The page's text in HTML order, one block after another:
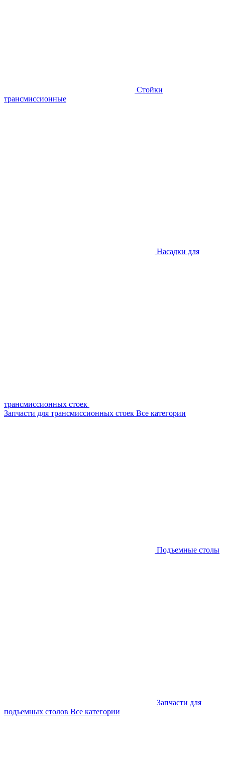
Стойки
трансмиссионные
Насадки для
трансмиссионных стоек
Запчасти для трансмиссионных стоек Все категории
Подъемные столы
Запчасти для
подъемных столов Все категории